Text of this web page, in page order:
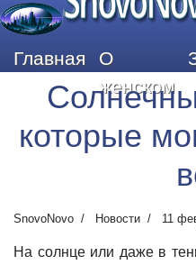
Главная
О
женском
которые
SnovoNovo Новости 11
На солнце или даже в